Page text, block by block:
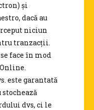
și
dacă au
niciun
tranzacții.
face în mod
este garantată
dvs, ci le